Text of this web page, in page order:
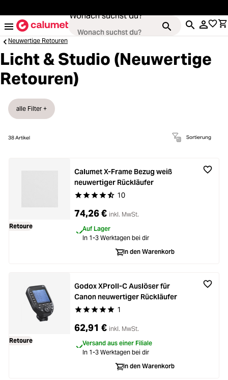
Wonach suchst du?
Kameras
Loading...
Objektive
Stative & Gimbals
Taschen
Zubehör
Bildbearbeitung
Loading...
Ferngläser
Loading...
Second Hand
Neuwertige Retouren
Licht & Studio (Neuwertige
Retouren)
38Artikel Sortierung
alle Filter +
Retoure
Durchschnittliche Bewertung von 4.3 von 5
10
Calumet X-Frame Bezug weiß
neuwertiger Rückläufer
74,26 € inkl. MwSt.
Auf Lager
In 1-3 Werktagen bei dir
In den Warenkorb
Retoure
Durchschnittliche Bewertung von 5 von 5
1
Godox XProII-C Auslöser für
Canon neuwertiger Rückläufer
62,91 € inkl. MwSt.
Versand aus einer Filiale
In 1-3 Werktagen bei dir
In den Warenkorb